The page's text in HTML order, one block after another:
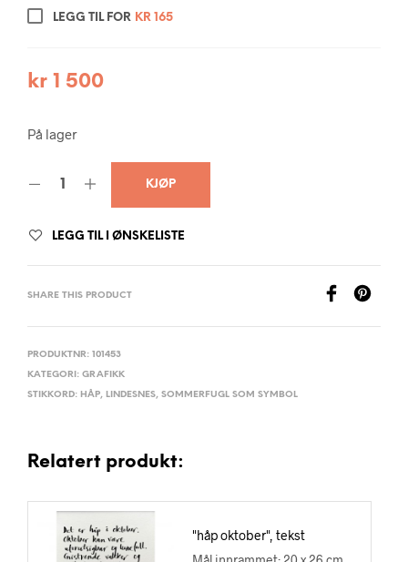
LEGG TIL FOR KR 165
kr 1 500
På lager
KJØP
LEGG TIL I ØNSKELISTE
SHARE THIS PRODUCT
PRODUKTNR: 101453
KATEGORI: GRAFIKK
STIKKORD: HÅP, LINDESNES, SOMMERFUGL SOM SYMBOL
Relatert produkt:
"håp oktober", tekst